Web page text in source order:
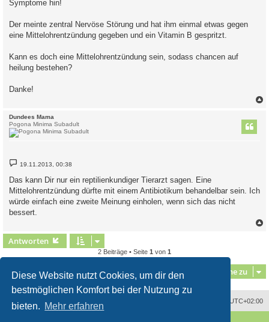
Diese Website nutzt Cookies, um dir den
bestmöglichen Komfort bei der Nutzung zu
bieten. Mehr erfahren
Symptome hin!
Der meinte zentral Nervöse Störung und hat ihm einmal etwas gegen
eine Mittelohrentzündung gegeben und ein Vitamin B gespritzt.
Kann es doch eine Mittelohrentzündung sein, sodass chancen auf
heilung bestehen?
Danke!
Dundees Mama
Pogona Minima Subadult
B
e
t
r
g
19.11.2013, 00:38
Das kann Dir nur ein reptilienkundiger Tierarzt sagen. Eine
Mittelohrentzündung dürfte mit einem Antibiotikum behandelbar sein. Ich
würde einfach eine zweite Meinung einholen, wenn sich das nicht
bessert.
b
n
Antworten
2 Beiträge • Seite 1 von 1
Gehe zu
UTC+02:00